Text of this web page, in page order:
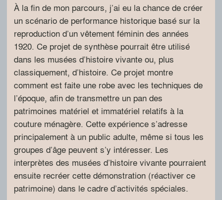
À la fin de mon parcours, j’ai eu la chance de créer
un scénario de performance historique basé sur la
reproduction d’un vêtement féminin des années
1920. Ce projet de synthèse pourrait être utilisé
dans les musées d’histoire vivante ou, plus
classiquement, d’histoire. Ce projet montre
comment est faite une robe avec les techniques de
l’époque, afin de transmettre un pan des
patrimoines matériel et immatériel relatifs à la
couture ménagère. Cette expérience s’adresse
principalement à un public adulte, même si tous les
groupes d’âge peuvent s’y intéresser. Les
interprètes des musées d’histoire vivante pourraient
ensuite recréer cette démonstration (réactiver ce
patrimoine) dans le cadre d’activités spéciales.